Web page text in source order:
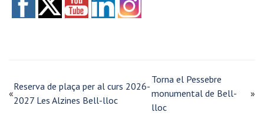
«
Reserva de plaça per al curs 2026-
2027 Les Alzines Bell-lloc
Torna el Pessebre
monumental de Bell-
lloc
»